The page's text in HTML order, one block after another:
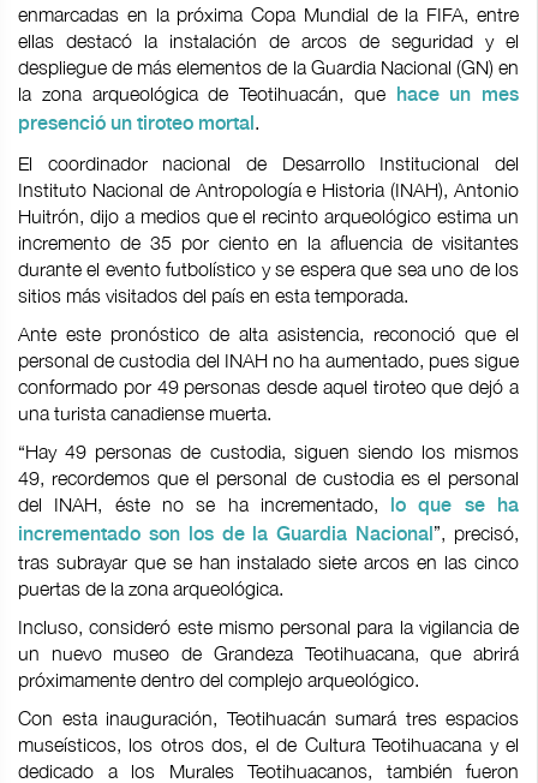
enmarcadas en la próxima Copa Mundial de la FIFA, entre
ellas destacó la instalación de arcos de seguridad y el
despliegue de más elementos de la Guardia Nacional (GN) en
la zona arqueológica de Teotihuacán, que
hace un mes
presenció un tiroteo mortal .
El coordinador nacional de Desarrollo Institucional del
Instituto Nacional de Antropología e Historia (INAH), Antonio
Huitrón, dijo a medios que el recinto arqueológico estima un
incremento de 35 por ciento en la afluencia de visitantes
durante el evento futbolístico y se espera que sea uno de los
sitios más visitados del país en esta temporada.
Ante este pronóstico de alta asistencia, reconoció que el
personal de custodia del INAH no ha aumentado, pues sigue
conformado por 49 personas desde aquel tiroteo que dejó a
una turista canadiense muerta.
“Hay 49 personas de custodia, siguen siendo los mismos
49, recordemos que el personal de custodia es el personal
del INAH, éste no se ha incrementado,
lo que se ha
incrementado son los de la Guardia Nacional ”, precisó,
tras subrayar que se han instalado siete arcos en las cinco
puertas de la zona arqueológica.
Incluso, consideró este mismo personal para la vigilancia de
un nuevo museo de Grandeza Teotihuacana, que abrirá
próximamente dentro del complejo arqueológico.
Con esta inauguración, Teotihuacán sumará tres espacios
museísticos, los otros dos, el de Cultura Teotihuacana y el
dedicado a los Murales Teotihuacanos, también fueron